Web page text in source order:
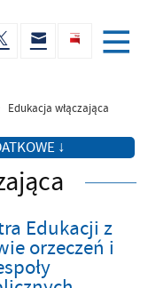
Edukacja włączająca
↓
Edukacji z
orzeczeń i